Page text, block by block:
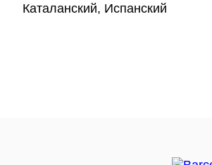
Каталанский, Испанский